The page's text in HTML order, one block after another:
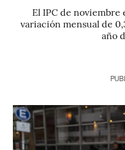
El IPC de
variación mensual de
año